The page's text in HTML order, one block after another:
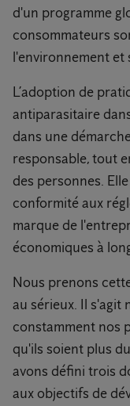
d'un programme
consommateurs
l'environnement et
L’adoption de
antiparasitaire
dans une
responsable, tout
des personnes.
conformité aux
marque de
économiques à
Nous prenons
au sérieux. Il s'agit
constamment nos
qu'ils soient plus
avons défini trois
aux objectifs de